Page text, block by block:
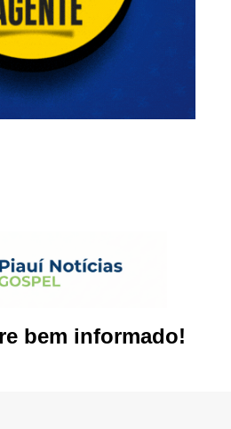
bem informado!